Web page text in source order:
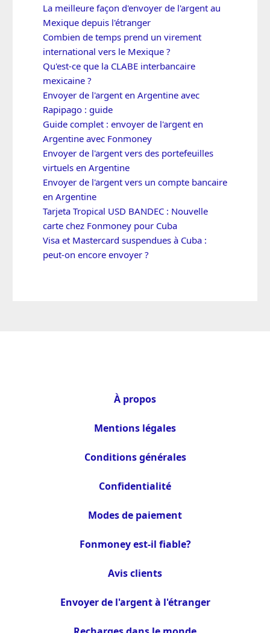
La meilleure façon d'envoyer de l'argent au
Mexique depuis l'étranger
Combien de temps prend un virement
international vers le Mexique ?
Qu'est-ce que la CLABE interbancaire
mexicaine ?
Envoyer de l'argent en Argentine avec
Rapipago : guide
Guide complet : envoyer de l'argent en
Argentine avec Fonmoney
Envoyer de l'argent vers des portefeuilles
virtuels en Argentine
Envoyer de l'argent vers un compte bancaire
en Argentine
Tarjeta Tropical USD BANDEC : Nouvelle
carte chez Fonmoney pour Cuba
Visa et Mastercard suspendues à Cuba :
peut-on encore envoyer ?
À propos
Mentions légales
Conditions générales
Confidentialité
Modes de paiement
Fonmoney est-il fiable?
Avis clients
Envoyer de l'argent à l'étranger